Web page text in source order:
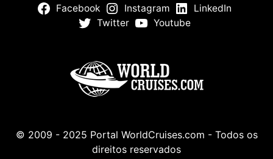
Facebook Instagram
LinkedIn
Twitter
Youtube
© 2009 - 2025 Portal WorldCruises.com - Todos os
direitos reservados